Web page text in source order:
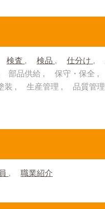
検査 検品 仕分け
部品供給 保守・保全
装 生産管理 品質管理
職業紹介